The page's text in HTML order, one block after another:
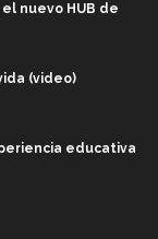
nuevo HUB de
(video)
educativa